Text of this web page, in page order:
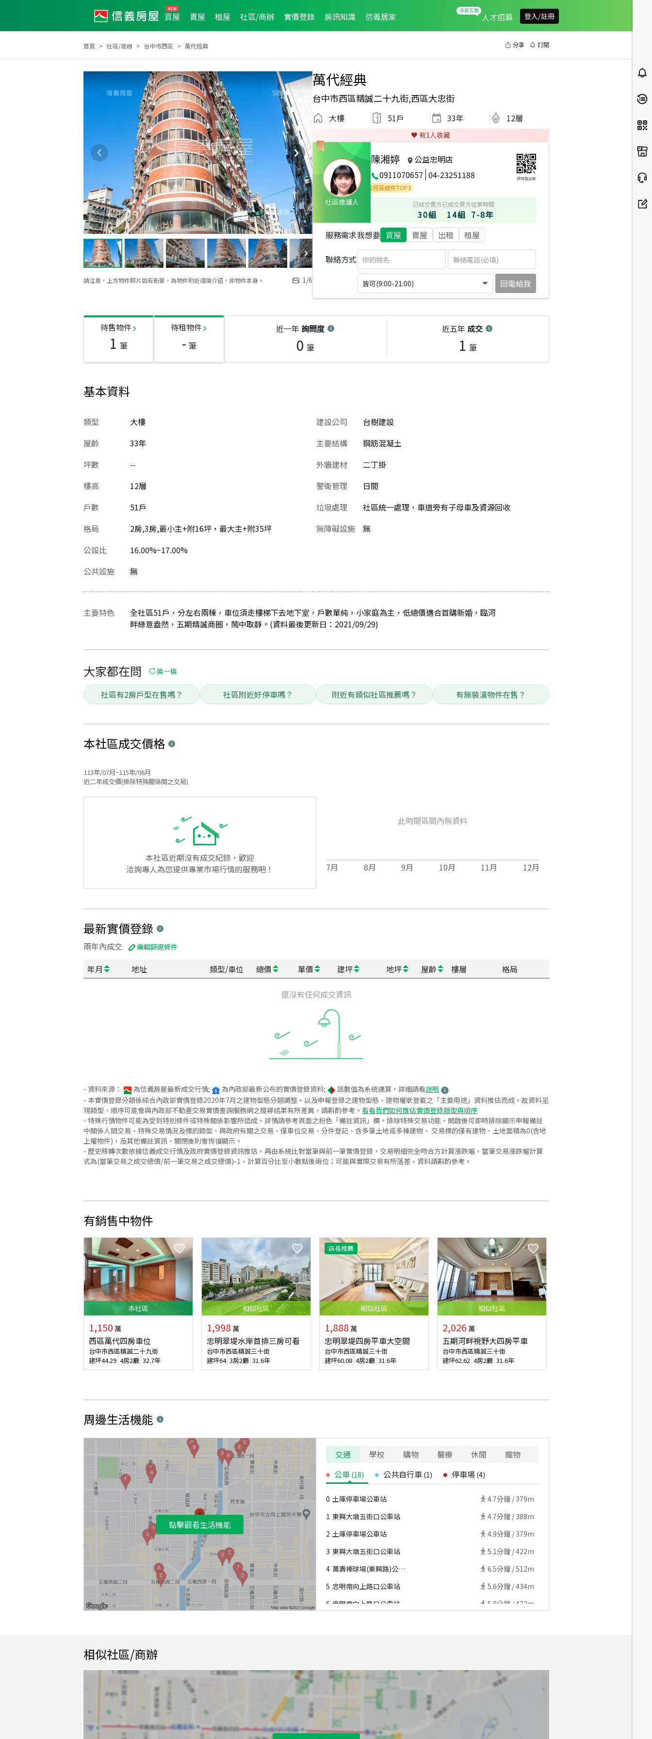
買屋 賣屋 租屋 社區/商辦 實價登錄 房訊知識 信義居家 人才招募 登入/註冊
首頁 社區/商辦 台中市西區 萬代經典 分享 訂閱
請注意，上方物件照片如有街景，為物件附近環境介紹，非物件本身。 1/6
萬代經典
台中市西區精誠二十九街,西區大忠街
大樓 51戶 33年 12層
♥️ 有1人收藏
社區維護人
陳湘婷
公益忠明店
0911070657 04-23251188 掃碼電話聊
土地達人 2026年2月區業績TOP1 2022年2月區業績TOP2 2026年6月區成件TOP3
2026年2月區成件TOP3
已成交賣方
30組
已成交買方
14組
從業時間
7-8年
服務需求我想要 買屋 賣屋 出租 租屋
聯絡方式
皆可(9:00-21:00) 回電給我
待售物件
1 筆
待租物件
- 筆
近一年 詢問度
0 筆
近五年 成交
1 筆
基本資料
類型
大樓
屋齡
33年
坪數
--
樓高
12層
戶數
51戶
格局
2房,3房,最小主+附16坪，最大主+附35坪
公設比
16.00%~17.00%
建設公司
台樹建設
主要結構
鋼筋混凝土
外牆建材
二丁掛
警衛管理
日間
垃圾處理
社區統一處理，車道旁有子母車及資源回收
無障礙設施
無
公共設施 無
主要特色
全社區51戶，分左右兩棟，車位須走樓梯下去地下室，戶數單純，小家庭為主，低總價適合首購新婚，臨河
畔綠意盎然，五期精誠商圈，鬧中取靜。(資料最後更新日：2021/09/29)
大家都在問 換一換
社區有2房戶型在售嗎？ 社區附近好停車嗎？ 附近有類似社區推薦嗎？ 有無裝潢物件在售？
本社區成交價格
113年/07月~115年/06月
近二年成交價(排除特殊關係間之交易)
本社區近期沒有成交紀錄，歡迎
洽詢專人為您提供專業市場行情的服務吧！
此時間區間內無資料
7月 8月 9月 10月 11月 12月
最新實價登錄
兩年內成交 編輯篩選條件
年月 地址 類型/車位 總價 單價 建坪 地坪 屋齡 樓層 格局
還沒有任何成交資訊
- 資料來源： 為信義房屋最新成交行情; 為內政部最新公布的實價登錄資料; 該數值為系統運算，詳細請看說明
- 本實價登錄分類係綜合內政部實價登錄2020年7月之建物型態分類調整，以及申報登錄之建物型態、建物權狀登載之「主要用途」資料推估而成，故資料呈
現類型、順序可能會與內政部不動產交易實價查詢服務網之搜尋結果有所差異，請斟酌參考。 看看我們如何推估實價登錄類型與順序
- 特殊行情物件可能為受到特別條件或特殊關係影響所造成，詳情請參考頁面之粉色「備註資訊」欄。排除特殊交易功能，開啟後可即時排除顯示申報備註
中關係人間交易、特殊交易情況及標的類型、與政府有關之交易、僅車位交易、分件登記、含多筆土地或多棟建物、 交易標的僅有建物、土地面積為0(含地
上權物件)，及其他備註資訊，關閉後則會恢復顯示。
- 歷史移轉次數依據信義成交行情及政府實價登錄資訊推估，再由系統比對當筆與前一筆實價登錄，交易明細完全吻合方計算漲跌幅，當筆交易漲跌幅計算
式為(當筆交易之成交總價/前一筆交易之成交總價)-1，計算百分比至小數點後兩位；可能與實際交易有所落差，資料請斟酌參考。
有銷售中物件
本社區
1,150 萬
西區萬代四房車位
台中市西區精誠二十九街
建坪44.29 4房2廳 32.7年
相似社區
1,998 萬
忠明翠堤水岸首排三房可看
台中市西區精誠三十街
建坪64 3房2廳 31.6年
店長推薦
相似社區
1,888 萬
忠明翠堤四房平車大空間
台中市西區精誠三十街
建坪60.08 4房2廳 31.6年
相似社區
2,026 萬
五期河畔視野大四房平車
台中市西區精誠三十街
建坪62.62 4房2廳 31.6年
周邊生活機能
點擊觀看生活機能
交通 學校 購物 醫療 休閒 寵物
公車 (18) 公共自行車 (1) 停車場 (4)
0 土庫停車場公車站 4.7分鐘 / 379m
1 東興大墩五街口公車站 4.7分鐘 / 388m
2 土庫停車場公車站 4.9分鐘 / 379m
3 東興大墩五街口公車站 5.1分鐘 /422m
4 萬壽棒球場(東興路)公車站 6.5分鐘 /512m
5 忠明南向上路口公車站 5.6分鐘 /434m
6 忠明南向上路口公車站 5.8分鐘 / 432m
五權西東興路口公車站 分鐘 /
向上精誠路口公車站
五權西東興路口公車站 分鐘 /
五權西忠明南路口公車站 7.8
相似社區/商辦